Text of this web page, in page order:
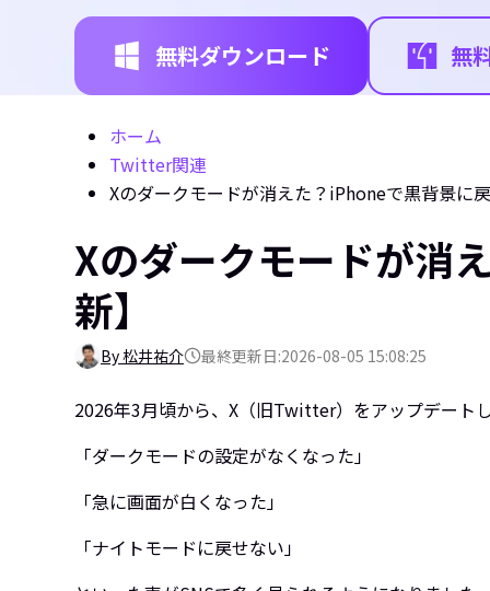
無料ダウンロード 無
ホーム
Twitter関連
Xのダークモードが消えた？iPhoneで黒背景に
Xのダークモードが消
新】
By 松井祐介 最終更新日:2026-08-05 15:08:25
2026年3月頃から、X（旧Twitter）をアップデート
「ダークモードの設定がなくなった」
「急に画面が白くなった」
「ナイトモードに戻せない」